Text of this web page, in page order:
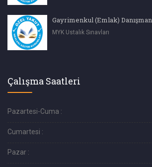
Gayrimenkul (Emlak)
MYK Ustalık Sınavları
Çalışma Saatleri
Pazartesi-Cuma :
Cumartesi :
Pazar :